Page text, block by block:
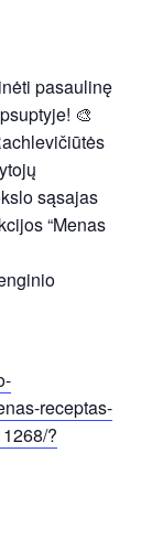
pasaulinę
🎨
sąsajas
“Menas
receptas-
?